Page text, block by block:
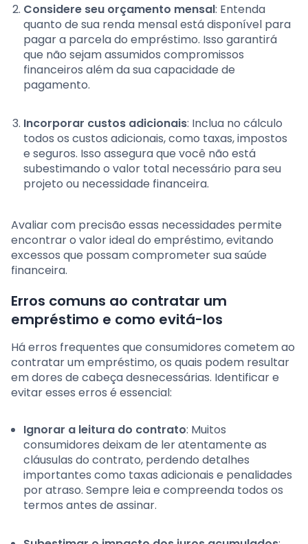
Considere seu orçamento mensal: Entenda
quanto de sua renda mensal está disponível para
pagar a parcela do empréstimo. Isso garantirá
que não sejam assumidos compromissos
financeiros além da sua capacidade de
pagamento.
Incorporar custos adicionais: Inclua no cálculo
todos os custos adicionais, como taxas, impostos
e seguros. Isso assegura que você não está
subestimando o valor total necessário para seu
projeto ou necessidade financeira.
Avaliar com precisão essas necessidades permite
encontrar o valor ideal do empréstimo, evitando
excessos que possam comprometer sua saúde
financeira.
Erros comuns ao contratar um
empréstimo e como evitá-los
Há erros frequentes que consumidores cometem ao
contratar um empréstimo, os quais podem resultar
em dores de cabeça desnecessárias. Identificar e
evitar esses erros é essencial:
Ignorar a leitura do contrato: Muitos
consumidores deixam de ler atentamente as
cláusulas do contrato, perdendo detalhes
importantes como taxas adicionais e penalidades
por atraso. Sempre leia e compreenda todos os
termos antes de assinar.